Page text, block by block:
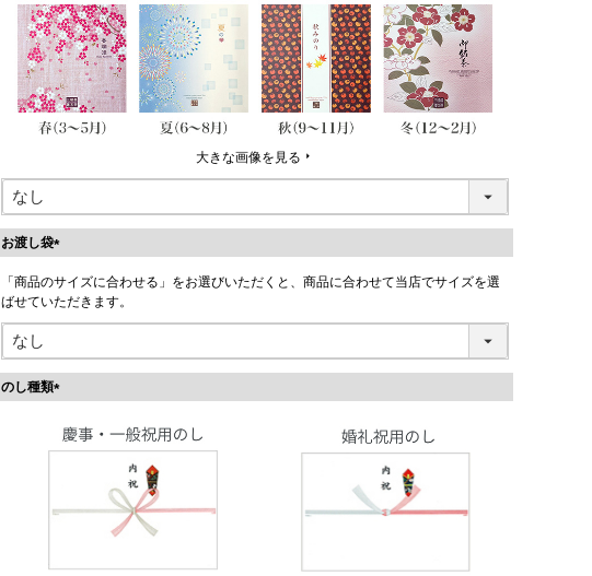
)
大きな画像を見る
お渡し袋
必
須
)
「商品のサイズに合わせる」をお選びいただくと、商品に合わせて当店でサイズを選
ばせていただきます。
のし種類
必
須